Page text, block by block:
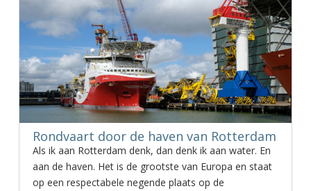
Rondvaart door de haven van Rotterdam
Als ik aan Rotterdam denk, dan denk ik aan water. En
aan de haven. Het is de grootste van Europa en staat
op een respectabele negende plaats op de